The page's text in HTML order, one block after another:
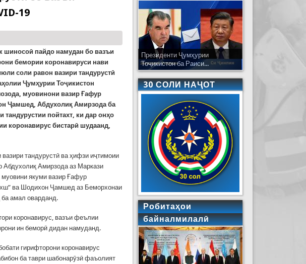
19
шиносоӣ пайдо намудан бо вазъи
бемории коронавируси нави
соли равон вазири тандурустӣ
Ҷумҳурии Тоҷикистон
муовинони вазир Ғафур
Ҷамшед, Абдухолиқ Амирзода ба
тандурустии пойтахт, ки дар онҳо
коронавирус бистарӣ шудаанд,
тандурустӣ ва ҳифзи иҷтимоии
Амирзода аз Маркази
якуми вазир Ғафур
ва Шодихон Ҷамшед аз Беморхонаи
амал оварданд.
коронавирус, вазъи феълии
ин беморӣ дидан намуданд.
гирифторони коронавирус
ба таври шабонарӯзӣ фаъолият
Президенти Ҷумҳурии
Тоҷикистон ба Раиси...
30 СОЛИ НАҶОТ
Робитаҳои
байналмилалӣ